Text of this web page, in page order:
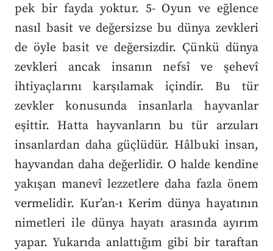
pek bir fayda yoktur. 5- Oyun ve eğlence
nasıl basit ve değersizse bu dünya zevkleri
de öyle basit ve değersizdir. Çünkü dünya
zevkleri ancak insanın nefsî ve şehevî
ihtiyaçlarını karşılamak içindir. Bu tür
zevkler konusunda insanlarla hayvanlar
eşittir. Hatta hayvanların bu tür arzuları
insanlardan daha güçlüdür. Hâlbuki insan,
hayvandan daha değerlidir. O halde kendine
yakışan manevî lezzetlere daha fazla önem
vermelidir. Kur’an-ı Kerim dünya hayatının
nimetleri ile dünya hayatı arasında ayırım
yapar. Yukarıda anlattığım gibi bir taraftan